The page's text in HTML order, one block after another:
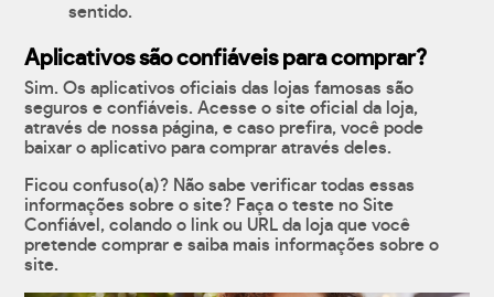
sentido.
Aplicativos são confiáveis para comprar?
Sim. Os aplicativos oficiais das lojas famosas são
seguros e confiáveis. Acesse o site oficial da loja,
através de nossa página, e caso prefira, você pode
baixar o aplicativo para comprar através deles.
Ficou confuso(a)? Não sabe verificar todas essas
informações sobre o site? Faça o teste no Site
Confiável, colando o link ou URL da loja que você
pretende comprar e saiba mais informações sobre o
site.